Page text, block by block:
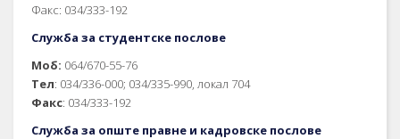
Факс: 034/333-192
Служба за студентске послове
Моб: 064/670-55-76
Тел: 034/336-000; 034/335-990, локал 704
Факс: 034/333-192
Служба за опште правне и кадровске послове